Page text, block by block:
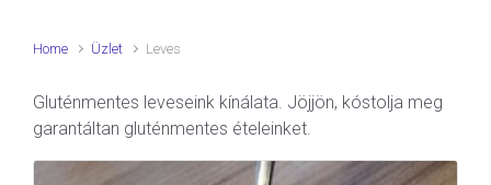
Home Üzlet Leves
Gluténmentes leveseink kínálata. Jöjjön, kóstolja meg
garantáltan gluténmentes ételeinket.